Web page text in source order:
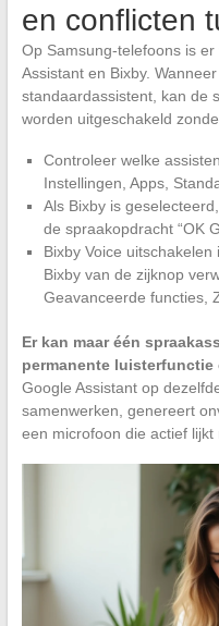
en conflicten
Op Samsung-telefoons is
Assistant en Bixby.
standaardassistent, kan de
worden uitgeschakeld
Controleer welke
Instellingen, Apps,
Als Bixby is
de spraakopdracht “OK
Bixby Voice
Bixby van de zijknop
Geavanceerde functies,
Er kan maar één
permanente luisterfunctie
Google Assistant op
samenwerken, genereert
een microfoon die actief lijkt